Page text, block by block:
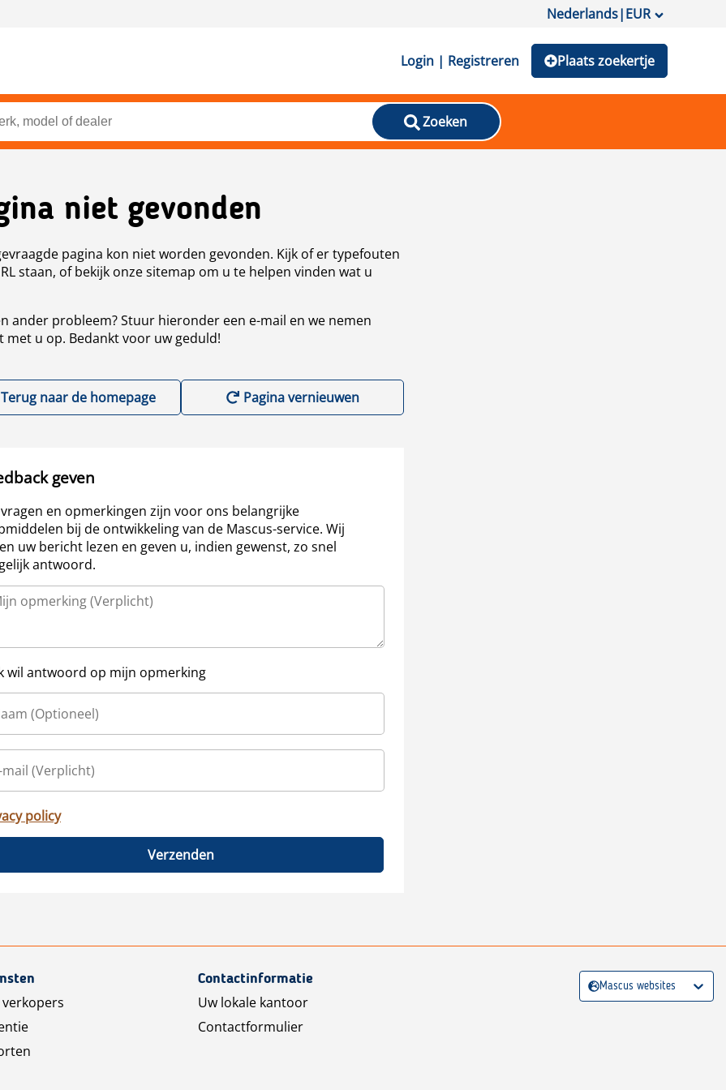
Nederlands|EUR
Login | Registreren Plaats zoekertje
Zoeken
niet gevonden
pagina kon niet worden gevonden. Kijk of er typefouten
staan, of bekijk onze sitemap om u te helpen vinden wat u
ander probleem? Stuur hieronder een e-mail en we nemen
met u op. Bedankt voor uw geduld!
Terug naar de homepage Pagina vernieuwen
geven
en opmerkingen zijn voor ons belangrijke
bij de ontwikkeling van de Mascus-service. Wij
uw bericht lezen en geven u, indien gewenst, zo snel
antwoord.
wil antwoord op mijn opmerking
policy
Verzenden
Contactinformatie
Uw lokale kantoor
Contactformulier
Mascus websites